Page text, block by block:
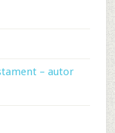
– autor